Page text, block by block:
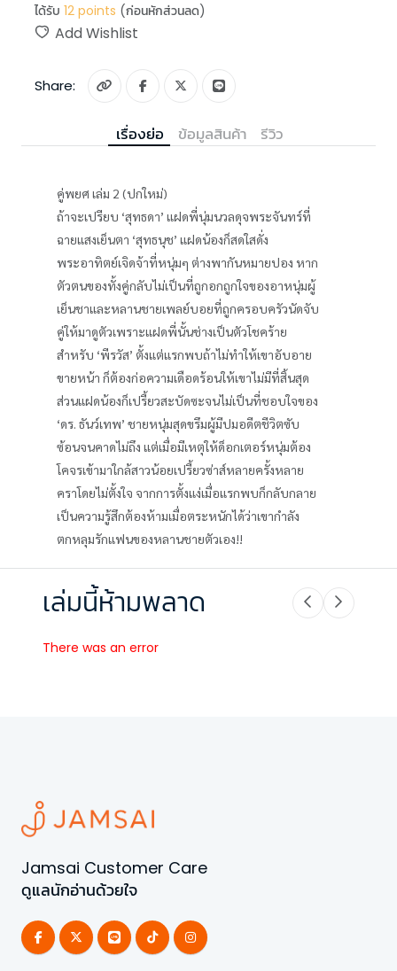
ได้รับ 12 points (ก่อนหักส่วนลด)
Add Wishlist
Share:
เรื่องย่อ ข้อมูลสินค้า รีวิว
คู่พยศ เล่ม 2 (ปกใหม่)
ถ้าจะเปรียบ ‘สุทธดา’ แฝดพี่นุ่มนวลดุจพระจันทร์ที่
ฉายแสงเย็นตา ‘สุทธนุช’ แฝดน้องก็สดใสดั่ง
พระอาทิตย์เจิดจ้าที่หนุ่มๆ ต่างพากันหมายปอง หาก
ตัวตนของทั้งคู่กลับไม่เป็นที่ถูกอกถูกใจของอาหนุ่มผู้
เย็นชาและหลานชายเพลย์บอยที่ถูกครอบครัวนัดจับ
คู่ให้มาดูตัวเพราะแฝดพี่นั้นช่างเป็นตัวโชคร้าย
สำหรับ ‘พีรวัส’ ตั้งแต่แรกพบถ้าไม่ทำให้เขาอับอาย
ขายหน้า ก็ต้องก่อความเดือดร้อนให้เขาไม่มีที่สิ้นสุด
ส่วนแฝดน้องก็เปรี้ยวสะบัดซะจนไม่เป็นที่ชอบใจของ
‘ดร. ธันว์เทพ’ ชายหนุ่มสุดขรึมผู้มีปมอดีตชีวิตซับ
ซ้อนจนคาดไม่ถึง แต่เมื่อมีเหตุให้ด็อกเตอร์หนุ่มต้อง
โคจรเข้ามาใกล้สาวน้อยเปรี้ยวซ่าส์หลายครั้งหลาย
คราโดยไม่ตั้งใจ จากการตั้งแง่เมื่อแรกพบก็กลับกลาย
เป็นความรู้สึกต้องห้ามเมื่อตระหนักได้ว่าเขากำลัง
ตกหลุมรักแฟนของหลานชายตัวเอง!!
เล่มนี้ห้ามพลาด
There was an error
Jamsai Customer Care
ดูแลนักอ่านด้วยใจ